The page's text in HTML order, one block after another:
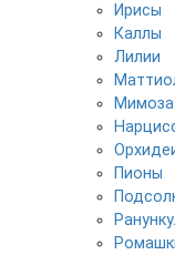
Ирисы
Каллы
Лилии
Мимоза
Пионы